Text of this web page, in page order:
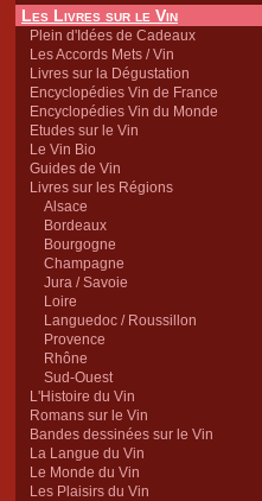
Les Livres sur le Vin
Plein d'Idées de Cadeaux
Les Accords Mets / Vin
Livres sur la Dégustation
Encyclopédies Vin de France
Encyclopédies Vin du Monde
Etudes sur le Vin
Le Vin Bio
Guides de Vin
Livres sur les Régions
Alsace
Bordeaux
Bourgogne
Champagne
Jura / Savoie
Loire
Languedoc / Roussillon
Provence
Rhône
Sud-Ouest
L'Histoire du Vin
Romans sur le Vin
Bandes dessinées sur le Vin
La Langue du Vin
Le Monde du Vin
Les Plaisirs du Vin